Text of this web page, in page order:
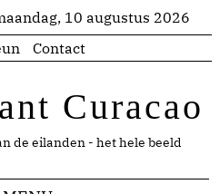
10 augustus 2026
Contact
Curacao
de eilanden - het hele beeld